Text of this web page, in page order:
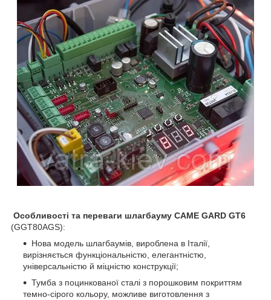
Особливості та переваги шлагбауму CAME GARD GT6
(GGT80AGS):
Нова модель шлагбаумів, вироблена в Італії,
вирізняється функціональністю, елегантністю,
універсальністю й міцністю конструкції;
Тумба з поцинкованої сталі з порошковим покриттям
темно-сірого кольору, можливе виготовлення з